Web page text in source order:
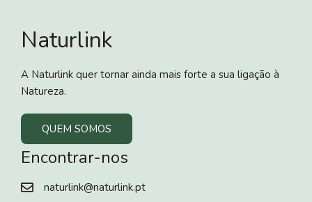
Naturlink
A Naturlink quer tornar ainda mais forte a sua ligação à
Natureza.
QUEM SOMOS
Encontrar-nos
naturlink@naturlink.pt